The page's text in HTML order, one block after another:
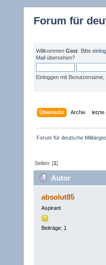
Forum für
Willkommen Gast . Bitte
Mail übersehen?
Einloggen mit
Übersicht Archiv letzte
Forum für deutsche
Seiten: [1]
Autor
absolut85
Aspirant
Beiträge: 1